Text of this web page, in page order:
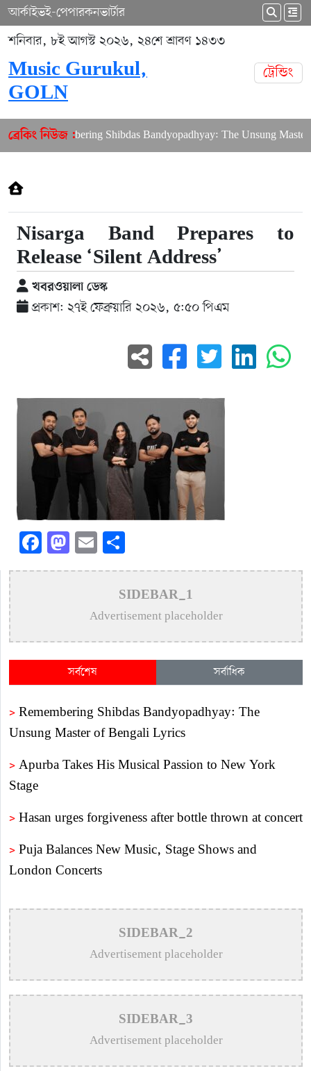
আর্কাইভই-পেপারকনভার্টার
শনিবার, ৮ই আগস্ট ২০২৬, ২৪শে শ্রাবণ ১৪৩৩
Music Gurukul,
GOLN
ট্রেন্ডিং
ব্রেকিং নিউজ :
Remembering Shibdas Bandyopadhyay: The Unsung Master
Nisarga Band Prepares to
Release ‘Silent Address’
খবরওয়ালা ডেস্ক
প্রকাশ: ২৭ই ফেব্রুয়ারি ২০২৬, ৫:৫০ পিএম
Facebook
Mastodon
Email
SIDEBAR_1
Advertisement placeholder
সর্বশেষ সর্বাধিক
> Remembering Shibdas Bandyopadhyay: The
Unsung Master of Bengali Lyrics
> Apurba Takes His Musical Passion to New York
Stage
> Hasan urges forgiveness after bottle thrown at concert
> Puja Balances New Music, Stage Shows and
London Concerts
Between Nishi Sraboni and Akash Sen
>
Remembering Anwar Uddin Khan: A Poetic Voice
Saved from Obscurity
>
of Indian Cinema
>Katy Perry Expresses Outrage After Trump White
SIDEBAR_2
Advertisement placeholder
SIDEBAR_3
Advertisement placeholder